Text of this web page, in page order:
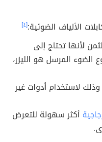
الألياف الضوئية:[٤]
لأنها تحتاج إلى
الضوء المرسل هو الليزر،
لاستخدام أدوات غير
أكثر سهولة للتعرض